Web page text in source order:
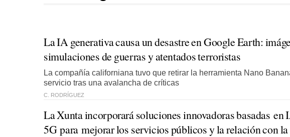
La IA generativa causa un desastre en Google Earth:
simulaciones de guerras y atentados terroristas
La compañía californiana tuvo que retirar la herramienta Nano
servicio tras una avalancha de críticas
C. RODRÍGUEZ
La Xunta incorporará soluciones innovadoras basadas en
5G para mejorar los servicios públicos y la relación con